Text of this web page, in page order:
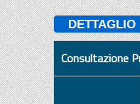
DETTAGLIO
Consultazione